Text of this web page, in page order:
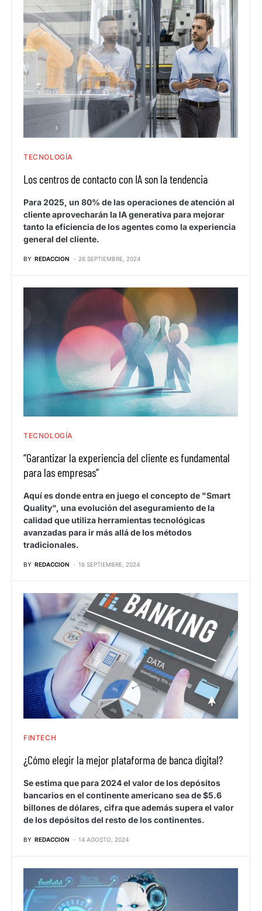
TECNOLOGÍA
Los centros de contacto con IA son la tendencia
Para 2025, un 80% de las operaciones de atención al
cliente aprovecharán la IA generativa para mejorar
tanto la eficiencia de los agentes como la experiencia
general del cliente.
BY REDACCION 26 SEPTIEMBRE, 2024
TECNOLOGÍA
“Garantizar la experiencia del cliente es fundamental
para las empresas”
Aquí es donde entra en juego el concepto de "Smart
Quality", una evolución del aseguramiento de la
calidad que utiliza herramientas tecnológicas
avanzadas para ir más allá de los métodos
tradicionales.
BY REDACCION 16 SEPTIEMBRE, 2024
FINTECH
¿Cómo elegir la mejor plataforma de banca digital?
Se estima que para 2024 el valor de los depósitos
bancarios en el continente americano sea de $5.6
billones de dólares, cifra que además supera el valor
de los depósitos del resto de los continentes.
BY REDACCION 14 AGOSTO, 2024